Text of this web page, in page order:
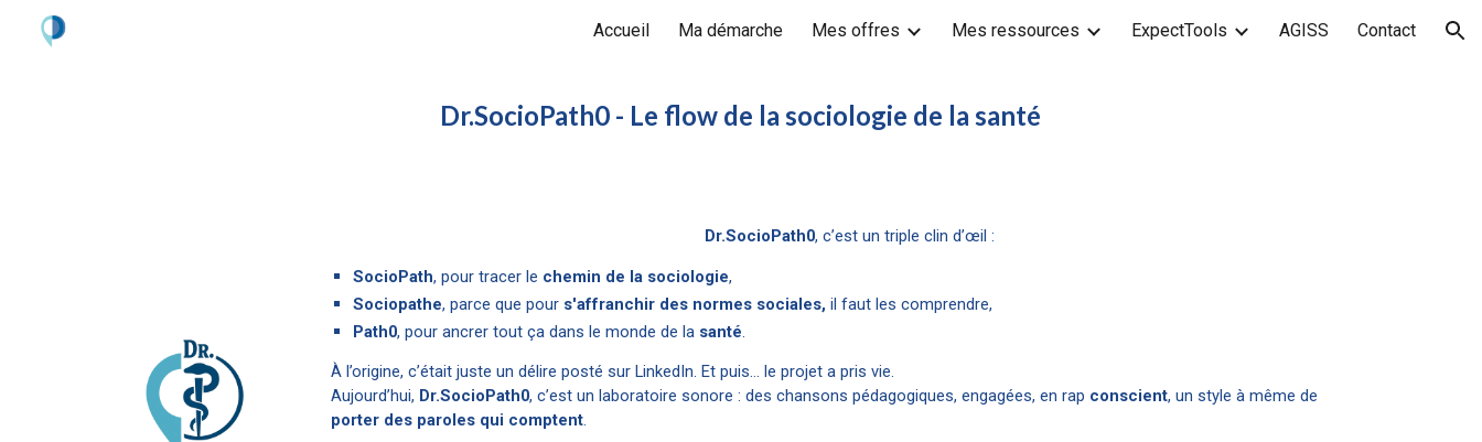
Skip to main content Skip to navigation
Accueil Ma démarche Mes offres Mes ressources ExpectTools AGISS Contact
Dr.SocioPath0 - Le flow de la sociologie de la santé
Dr.SocioPath0, c’est un triple clin d’œil :
SocioPath, pour tracer le chemin de la sociologie,
Sociopathe, parce que pour s'affranchir des normes sociales, il faut les comprendre,
Path0, pour ancrer tout ça dans le monde de la santé.
À l’origine, c’était juste un délire posté sur LinkedIn. Et puis… le projet a pris vie.
Aujourd’hui, Dr.SocioPath0, c’est un laboratoire sonore : des chansons pédagogiques, engagées, en rap conscient, un style à même de
porter des paroles qui comptent.